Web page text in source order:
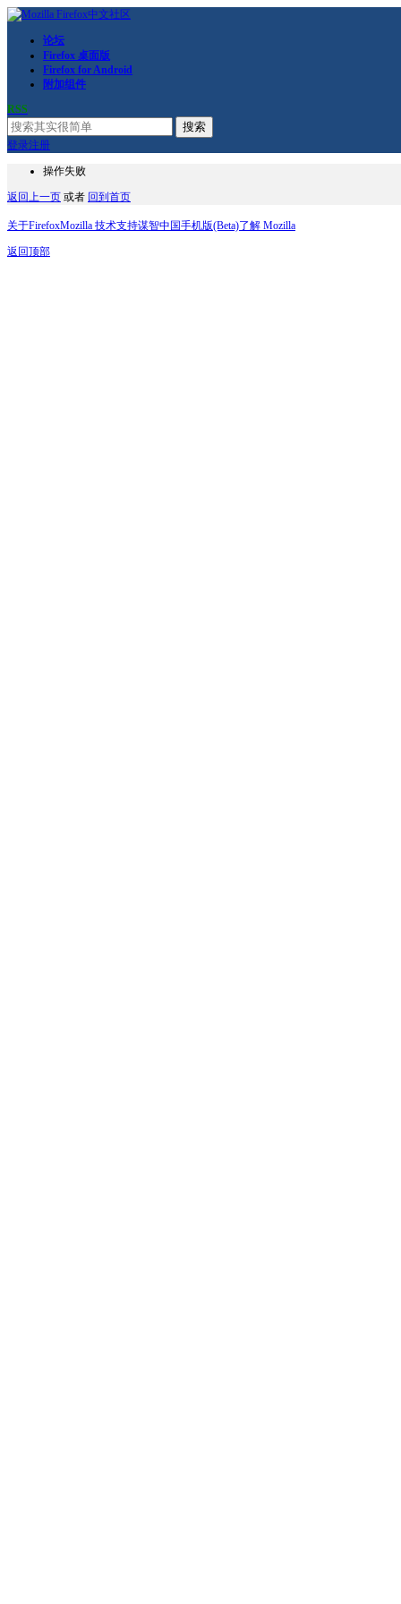
论坛
Firefox 桌面版
Firefox for Android
附加组件
RSS
搜索
登录注册
操作失败
返回上一页 或者 回到首页
关于FirefoxMozilla 技术支持谋智中国手机版(Beta)了解 Mozilla
返回顶部